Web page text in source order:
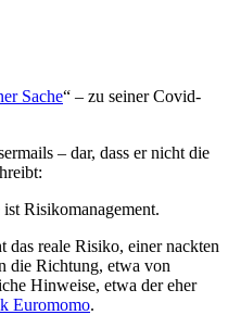
Sache“ – zu seiner Covid-
– dar, dass er nicht die
Risikomanagement.
das reale Risiko, einer nackten
die Richtung, etwa von
Hinweise, etwa der eher
Euromomo.